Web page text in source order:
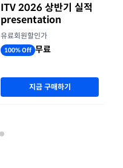
ITV 2026 상반기 실적
presentation
유료회원할인가
100% Off 무료
지금 구매하기